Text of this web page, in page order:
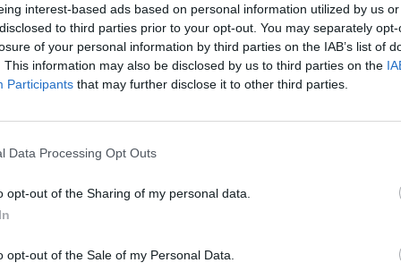
interest-based ads based on personal information utilized by us
to third parties prior to your opt-out. You may separately
of your personal information by third parties on the IAB’s list of
This information may also be disclosed by us to third parties on the
Participants that may further disclose it to other third parties.
Data Processing Opt Outs
opt-out of the Sharing of my personal data.
opt-out of the Sale of my Personal Data.
Har du vært borti
Sjøbakken-hølet? Se
Se